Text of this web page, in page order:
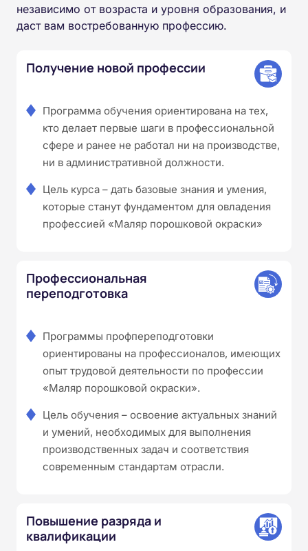
независимо от возраста и уровня образования, и
даст вам востребованную профессию.
Получение новой профессии
Программа обучения ориентирована на тех,
кто делает первые шаги в профессиональной
сфере и ранее не работал ни на производстве,
ни в административной должности.
Цель курса – дать базовые знания и умения,
которые станут фундаментом для овладения
профессией «Маляр порошковой окраски»
Профессиональная
переподготовка
Программы профпереподготовки
ориентированы на профессионалов, имеющих
опыт трудовой деятельности по профессии
«Маляр порошковой окраски».
Цель обучения – освоение актуальных знаний
и умений, необходимых для выполнения
производственных задач и соответствия
современным стандартам отрасли.
Повышение разряда и
квалификации